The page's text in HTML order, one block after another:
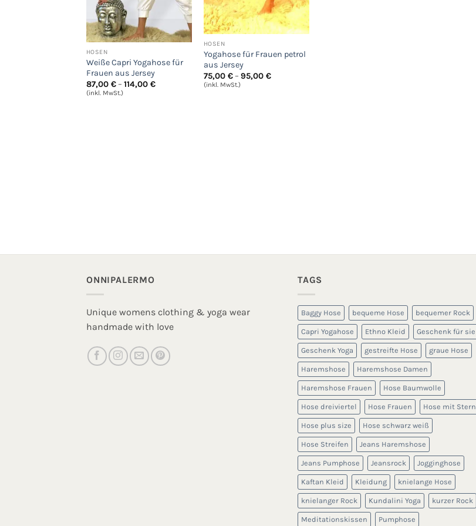
HOSEN
Weiße Capri Yogahose für
Frauen aus Jersey
87,00 €– 114,00 €Preisspanne:
(inkl. MwSt.)
HOSEN
Yogahose für Frauen petrol
aus Jersey
75,00 €– 95,00 €Preisspanne:
(inkl. MwSt.)
ONNIPALERMO
Unique womens clothing & yoga wear
handmade with love
TAGS
Baggy Hose bequeme Hose bequemer Rock
Capri Yogahose Ethno Kleid Geschenk für sie
Geschenk Yoga gestreifte Hose graue Hose
Haremshose Haremshose Damen
Haremshose Frauen Hose Baumwolle
Hose dreiviertel Hose Frauen Hose mit Stern
Hose plus size Hose schwarz weiß
Hose Streifen Jeans Haremshose
Jeans Pumphose Jeansrock Jogginghose
Kaftan Kleid Kleidung knielange Hose
knielanger Rock Kundalini Yoga kurzer Rock
Meditationskissen Pumphose